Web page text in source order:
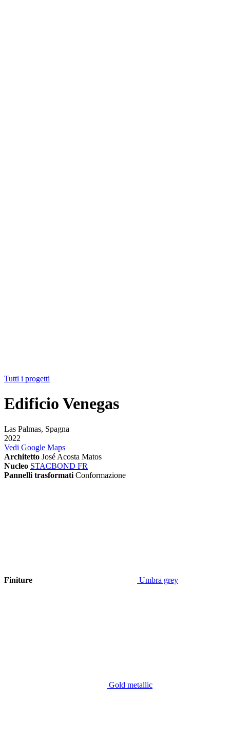
Tutti i progetti
Edificio Venegas
Las Palmas, Spagna
2022
Vedi Google Maps
Architetto José Acosta Matos
Nucleo STACBOND FR
Pannelli trasformati Conformazione
Finiture Umbra grey
Gold metallic